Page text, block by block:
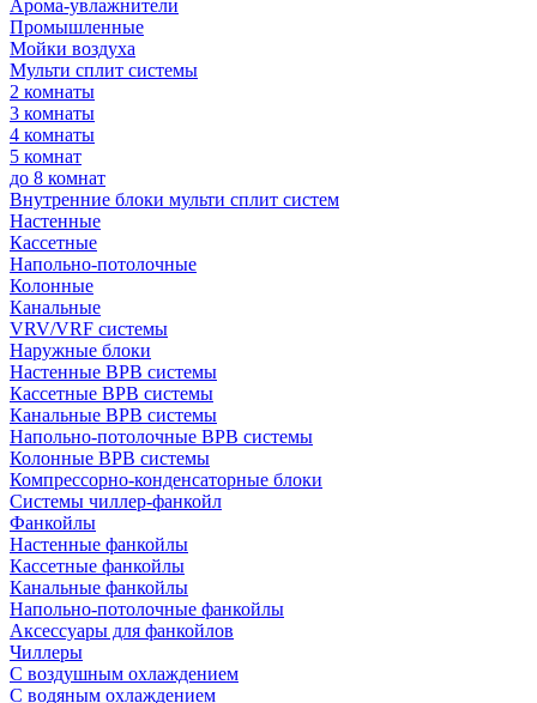
Арома-увлажнители
Промышленные
Мойки воздуха
Мульти сплит системы
2 комнаты
3 комнаты
4 комнаты
5 комнат
до 8 комнат
Внутренние блоки мульти сплит систем
Настенные
Кассетные
Напольно-потолочные
Колонные
Канальные
VRV/VRF системы
Наружные блоки
Настенные ВРВ системы
Кассетные ВРВ системы
Канальные ВРВ системы
Напольно-потолочные ВРВ системы
Колонные ВРВ системы
Компрессорно-конденсаторные блоки
Системы чиллер-фанкойл
Фанкойлы
Настенные фанкойлы
Кассетные фанкойлы
Канальные фанкойлы
Напольно-потолочные фанкойлы
Аксессуары для фанкойлов
Чиллеры
С воздушным охлаждением
С водяным охлаждением